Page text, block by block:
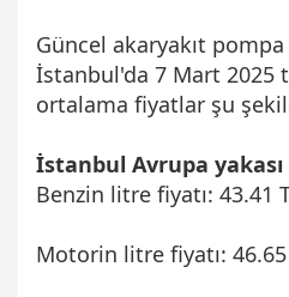
Güncel akaryakıt
İstanbul'da 7 Mart 2025
ortalama fiyatlar şu
İstanbul Avrupa yakası
Benzin litre fiyatı: 43.41
Motorin litre fiyatı: 46.65